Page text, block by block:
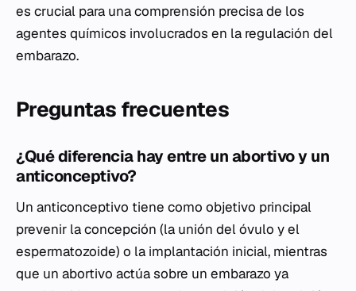
es crucial para una comprensión precisa de los
agentes químicos involucrados en la regulación del
embarazo.
Preguntas frecuentes
¿Qué diferencia hay entre un abortivo y un
anticonceptivo?
Un anticonceptivo tiene como objetivo principal
prevenir la concepción (la unión del óvulo y el
espermatozoide) o la implantación inicial, mientras
que un abortivo actúa sobre un embarazo ya